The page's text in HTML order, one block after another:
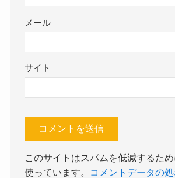
メール
サイト
このサイトはスパムを低減するた
使っています。
コメントデータの